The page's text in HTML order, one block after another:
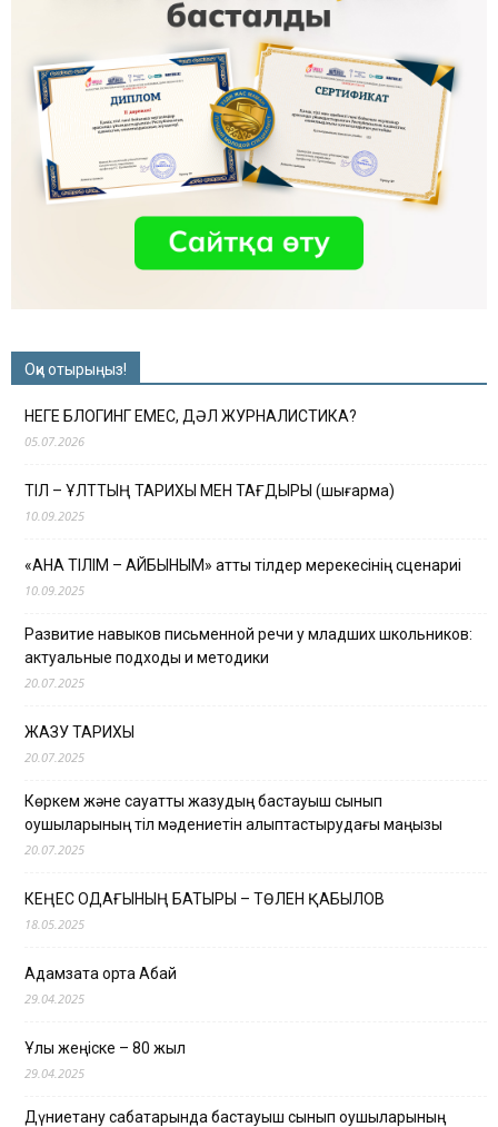
Оқи отырыңыз!
НЕГЕ БЛОГИНГ ЕМЕС, ДӘЛ ЖУРНАЛИСТИКА?
05.07.2026
ТІЛ – ҰЛТТЫҢ ТАРИХЫ МЕН ТАҒДЫРЫ (шығарма)
10.09.2025
«АНА ТІЛІМ – АЙБЫНЫМ» атты тілдер мерекесінің сценариі
10.09.2025
Развитие навыков письменной речи у младших школьников:
актуальные подходы и методики
20.07.2025
ЖАЗУ ТАРИХЫ
20.07.2025
Көркем және сауатты жазудың бастауыш сынып
оқушыларының тіл мәдениетін қалыптастырудағы маңызы
20.07.2025
КЕҢЕС ОДАҒЫНЫҢ БАТЫРЫ – ТӨЛЕН ҚАБЫЛОВ
18.05.2025
Адамзатқа ортақ Абай
29.04.2025
Ұлы жеңіске – 80 жыл
29.04.2025
Дүниетану сабақтарында бастауыш сынып оқушыларының